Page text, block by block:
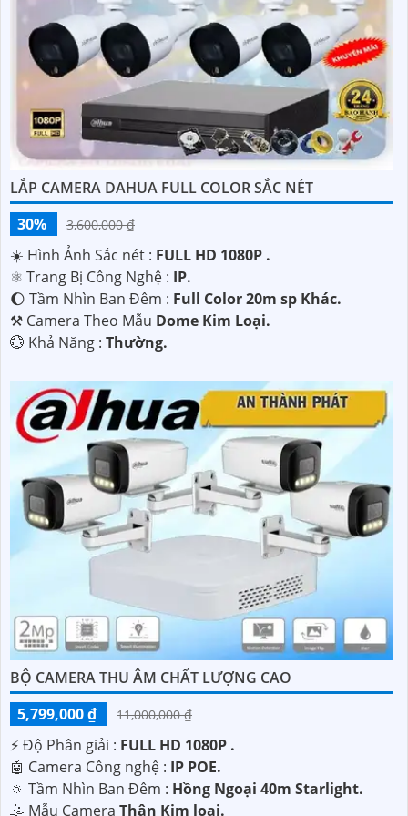
tra và bảo dưỡng camera định kỳ đểHoàn toàn tin cậy
hoạt động ổn định và duy trì chất lượng hình ảnh sắc nét.
Hy vọng những thông tin trên sẽ giúp bạn hiểu rõ hơn về
việc lắp đặt Camera IP Hình Sát Nét. Nếu cần thêm thông
tin hay có bất kỳ câu hỏi nào khác, bạn hãy thoải mái hỏi
để được tư vấn chi tiết hơn nhé!
LẮP CAMERA DAHUA FULL COLOR SẮC NÉT
30%
3,600,000 ₫
☀️ Hình Ảnh Sắc nét : FULL HD 1080P .
⚛️ Trang Bị Công Nghệ : IP.
🌔 Tầm Nhìn Ban Đêm : Full Color 20m sp Khác.
⚒ Camera Theo Mẫu Dome Kim Loại.
️💮 Khả Năng : Thường.
BỘ CAMERA THU ÂM CHẤT LƯỢNG CAO
5,799,000 ₫
11,000,000 ₫
️⚡ Độ Phân giải : FULL HD 1080P .
🤖️ Camera Công nghệ : IP POE.
🔅 Tầm Nhìn Ban Đêm : Hồng Ngoại 40m Starlight.
🤹 Mẫu Camera Thân Kim loại.